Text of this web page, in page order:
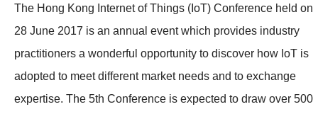
The Hong Kong Internet of Things (IoT) Conference held on
28 June 2017 is an annual event which provides industry
practitioners a wonderful opportunity to discover how IoT is
adopted to meet different market needs and to exchange
expertise. The 5th Conference is expected to draw over 500